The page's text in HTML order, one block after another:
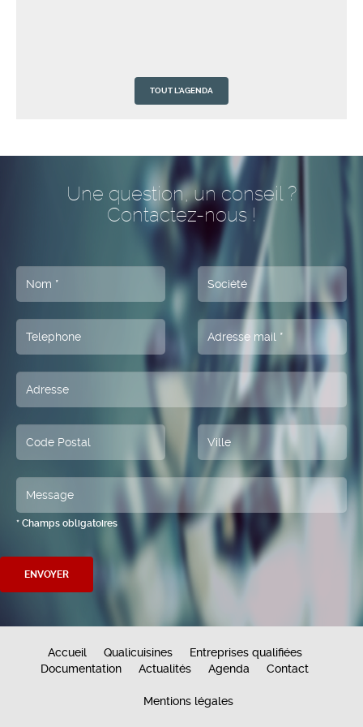
TOUT L'AGENDA
QUALICUISINES vous adresse ses voeux les
plus chaleureux de belle et heureuse année
Une question, un conseil ?
Contactez-nous !
* Champs obligatoires
Accueil Qualicuisines
Entreprises qualifiées
Documentation
Actualités Agenda Contact
Mentions légales